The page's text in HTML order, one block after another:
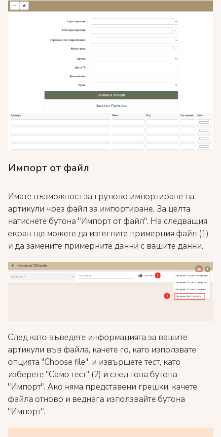
Импорт от файл
Имате възможност за групово импортиране на
артикули чрез файл за импортиране. За целта
натиснете бутона "Импорт от файл". На следващия
екран ще можете да изтеглите примерния файл (1)
и да замените примерните данни с вашите данни.
След като въведете информацията за вашите
артикули във файла, качете го, като използвате
опцията "Choose file", и извършете тест, като
изберете "Само тест" (2) и след това бутона
"Импорт". Ако няма представени грешки, качете
файла отново и веднага използвайте бутона
"Импорт".